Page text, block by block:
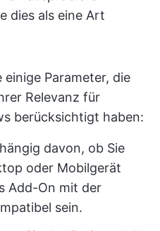
dies als eine Art
Parameter, die
Relevanz für
berücksichtigt haben:
davon, ob Sie
oder Mobilgerät
Add-On mit der
sein.